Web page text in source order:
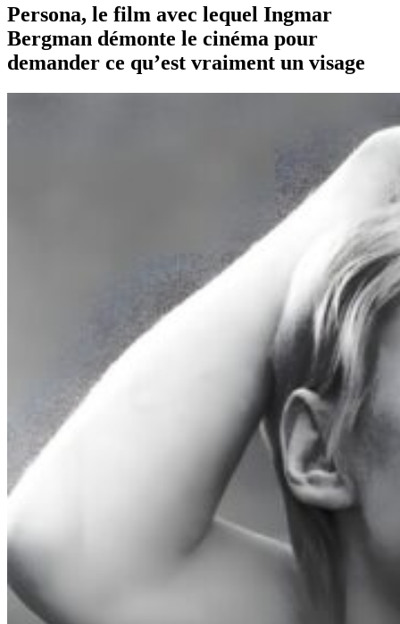
Persona, le film avec lequel Ingmar
Bergman démonte le cinéma pour
demander ce qu’est vraiment un visage